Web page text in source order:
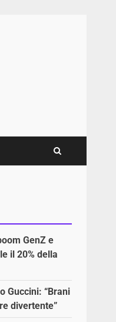
GenZ e
il 20% della
Guccini: “Brani
divertente”